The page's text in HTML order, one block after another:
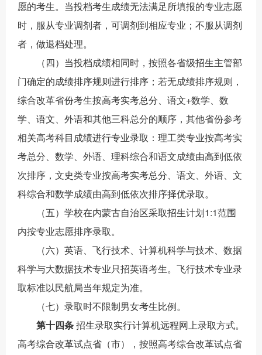
愿的考生。当投档考生成绩无法满足所填报的专业志愿
时，服从专业调剂者，可调剂到相应专业；不服从调剂
者，做退档处理。
（四） 当投档成绩相同时， 按照各省级招生主管部
门确定的成绩排序规则进行排序；若无成绩排序规则，
综合改革省份考生按高考实考总分、语文+数学、数
学、语文、外语和其他三科总分的顺序，其他省份参考
相关高考科目成绩进行专业录取 ： 理工类专业按高考实
考总分、 数学、外语、理科综合和语文成绩由高到低依
次排序，文史类专业按高考实考总分、 语文、外语、文
科综合和数学成绩由高到低依次排序择优录取。
（五）学校在内蒙古自治区采取招生计划1:1范围
内按专业志愿排序录取。
（六）英语、飞行技术、计算机科学与技术、 数据
科学与大数据技术专业只招英语考生。飞行技术专业录
取标准以民航局当年规定为准。
（七）录取时不限制男女考生比例。
第十四条招生录取实行计算机远程网上录取方式。
高考综合改革试点省（市），按照高考综合改革试点省